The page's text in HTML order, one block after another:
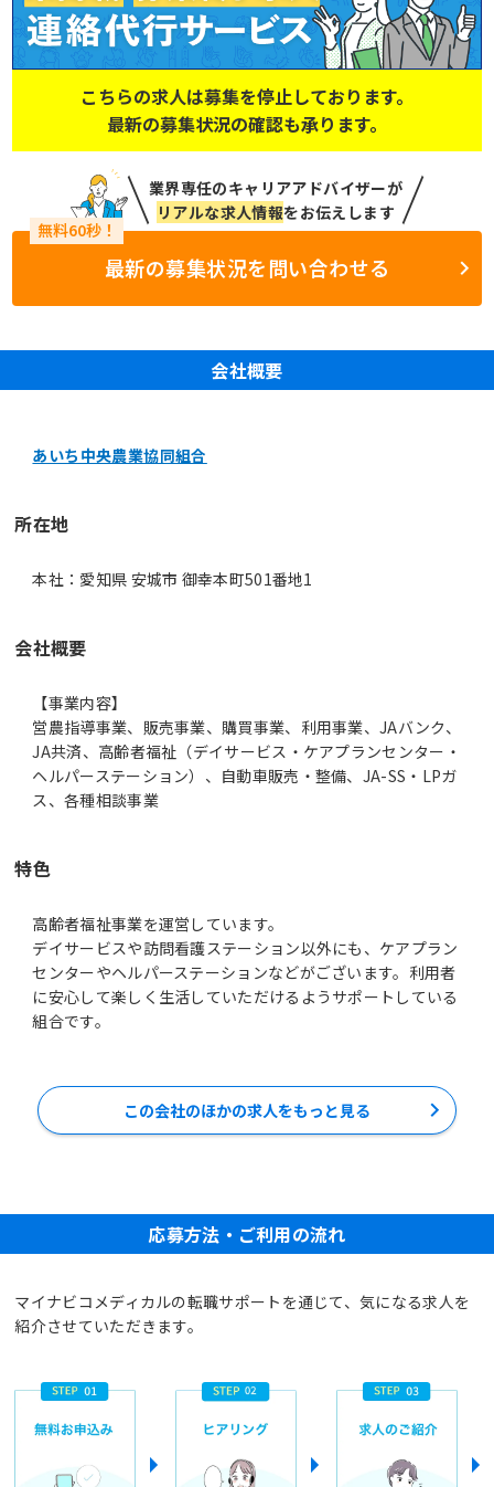
こちらの求人は募集を停止しております。
最新の募集状況の確認も承ります。
業界専任のキャリアアドバイザーが
リアルな求人情報をお伝えします
最新の募集状況を問い合わせる
会社概要
あいち中央農業協同組合
所在地
本社：愛知県 安城市 御幸本町501番地1
会社概要
【事業内容】
営農指導事業、販売事業、購買事業、利用事業、JAバンク、
JA共済、高齢者福祉（デイサービス・ケアプランセンター・
ヘルパーステーション）、自動車販売・整備、JA-SS・LPガ
ス、各種相談事業
特色
高齢者福祉事業を運営しています。
デイサービスや訪問看護ステーション以外にも、ケアプラン
センターやヘルパーステーションなどがございます。利用者
に安心して楽しく生活していただけるようサポートしている
組合です。
この会社のほかの求人をもっと見る
応募方法・ご利用の流れ
マイナビコメディカルの転職サポートを通じて、気になる求人を
紹介させていただきます。